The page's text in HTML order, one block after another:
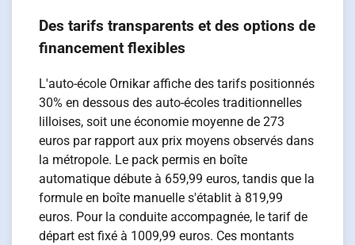
Des tarifs transparents et des options de
financement flexibles
L'auto-école Ornikar affiche des tarifs positionnés
30% en dessous des auto-écoles traditionnelles
lilloises, soit une économie moyenne de 273
euros par rapport aux prix moyens observés dans
la métropole. Le pack permis en boîte
automatique débute à 659,99 euros, tandis que la
formule en boîte manuelle s'établit à 819,99
euros. Pour la conduite accompagnée, le tarif de
départ est fixé à 1009,99 euros. Ces montants